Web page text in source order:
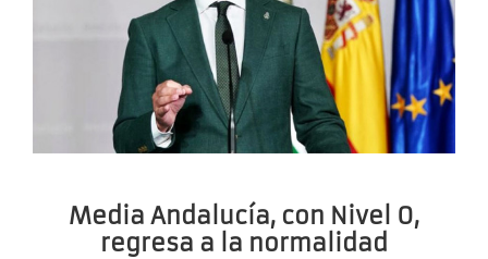
Media Andalucía, con Nivel 0,
regresa a la normalidad